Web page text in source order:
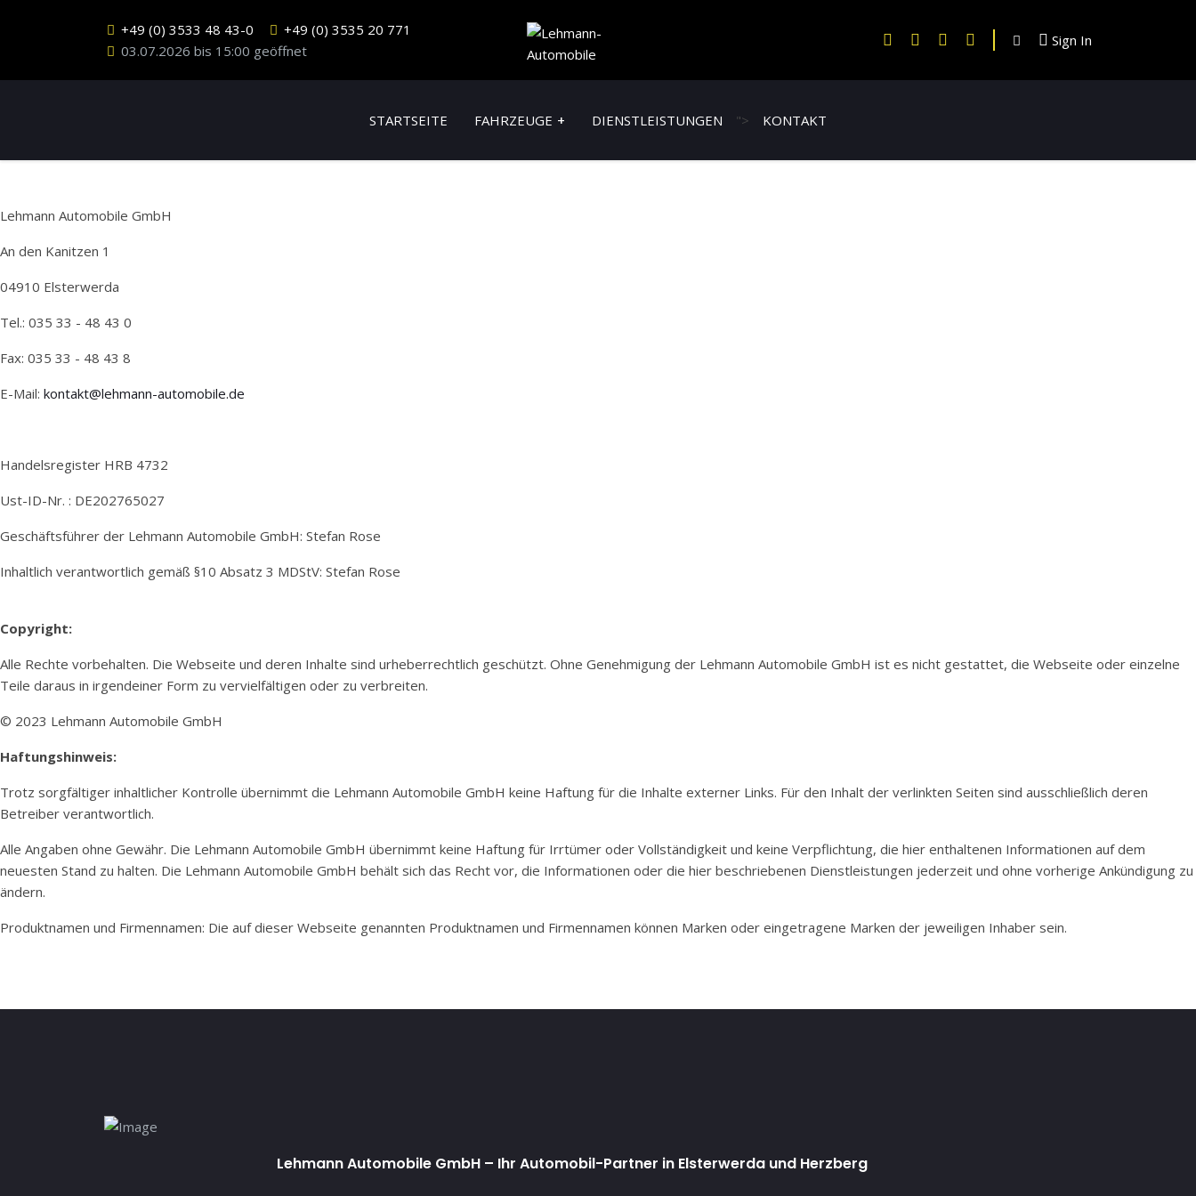
+49 (0) 3533 48 43-0
+49 (0) 3535 20 771
03.07.2026 bis 15:00 geöffnet
Sign In
STARTSEITE FAHRZEUGE DIENSTLEISTUNGEN "> KONTAKT
Lehmann Automobile GmbH
An den Kanitzen 1
04910 Elsterwerda
Tel.: 035 33 - 48 43 0
Fax: 035 33 - 48 43 8
E-Mail: kontakt@lehmann-automobile.de
Handelsregister HRB 4732
Ust-ID-Nr. : DE202765027
Geschäftsführer der Lehmann Automobile GmbH: Stefan Rose
Inhaltlich verantwortlich gemäß §10 Absatz 3 MDStV: Stefan Rose
Copyright:
Alle Rechte vorbehalten. Die Webseite und deren Inhalte sind urheberrechtlich geschützt. Ohne Genehmigung der Lehmann Automobile GmbH ist es nicht gestattet, die Webseite oder einzelne
Teile daraus in irgendeiner Form zu vervielfältigen oder zu verbreiten.
© 2023 Lehmann Automobile GmbH
Haftungshinweis:
Trotz sorgfältiger inhaltlicher Kontrolle übernimmt die Lehmann Automobile GmbH keine Haftung für die Inhalte externer Links. Für den Inhalt der verlinkten Seiten sind ausschließlich deren
Betreiber verantwortlich.
Alle Angaben ohne Gewähr. Die Lehmann Automobile GmbH übernimmt keine Haftung für Irrtümer oder Vollständigkeit und keine Verpflichtung, die hier enthaltenen Informationen auf dem
neuesten Stand zu halten. Die Lehmann Automobile GmbH behält sich das Recht vor, die Informationen oder die hier beschriebenen Dienstleistungen jederzeit und ohne vorherige Ankündigung zu
ändern.
Produktnamen und Firmennamen: Die auf dieser Webseite genannten Produktnamen und Firmennamen können Marken oder eingetragene Marken der jeweiligen Inhaber sein.
Lehmann Automobile GmbH – Ihr Automobil-Partner in Elsterwerda und Herzberg